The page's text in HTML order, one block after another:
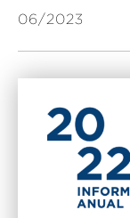
06/2023